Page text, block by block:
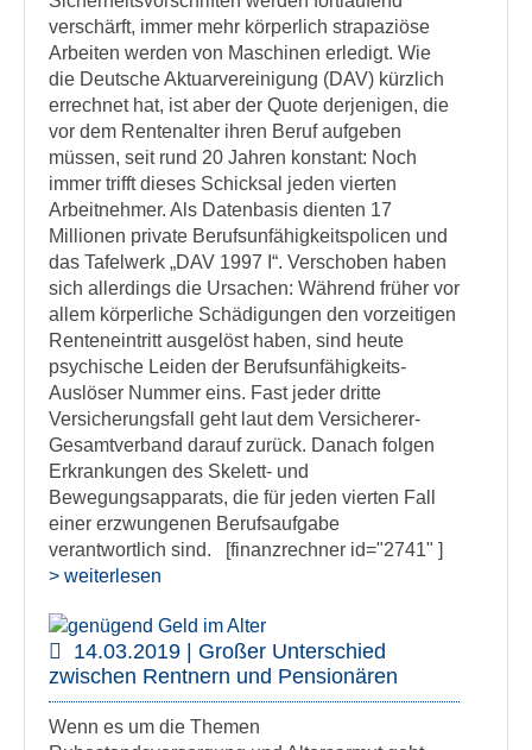
verschärft, immer mehr körperlich strapaziöse
Arbeiten werden von Maschinen erledigt. Wie
die Deutsche Aktuarvereinigung (DAV) kürzlich
errechnet hat, ist aber der Quote derjenigen, die
vor dem Rentenalter ihren Beruf aufgeben
müssen, seit rund 20 Jahren konstant: Noch
immer trifft dieses Schicksal jeden vierten
Arbeitnehmer. Als Datenbasis dienten 17
Millionen private Berufsunfähigkeitspolicen und
das Tafelwerk „DAV 1997 I“. Verschoben haben
sich allerdings die Ursachen: Während früher vor
allem körperliche Schädigungen den vorzeitigen
Renteneintritt ausgelöst haben, sind heute
psychische Leiden der Berufsunfähigkeits-
Auslöser Nummer eins. Fast jeder dritte
Versicherungsfall geht laut dem Versicherer-
Gesamtverband darauf zurück. Danach folgen
Erkrankungen des Skelett- und
Bewegungsapparats, die für jeden vierten Fall
einer erzwungenen Berufsaufgabe
verantwortlich sind. [finanzrechner id="2741" ]
> weiterlesen
14.03.2019 | Großer Unterschied
zwischen Rentnern und Pensionären
Wenn es um die Themen